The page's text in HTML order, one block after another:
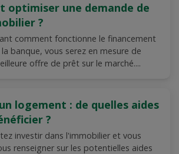
optimiser une demande de
?
comment fonctionne le financement
banque, vous serez en mesure de
offre de prêt sur le marché....
logement : de quelles aides
?
investir dans l'immobilier et vous
renseigner sur les potentielles aides